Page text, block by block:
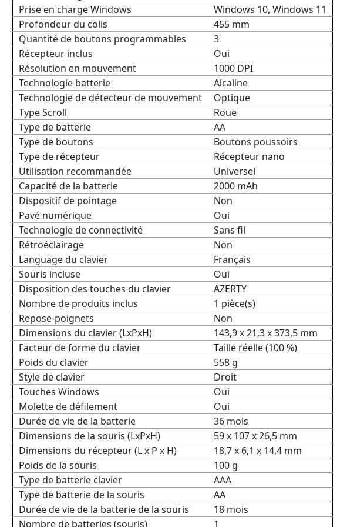
Prise en charge Windows
Windows 10, Windows 11
Profondeur du colis
455 mm
Quantité de boutons programmables
3
Récepteur inclus
Oui
Résolution en mouvement
1000 DPI
Technologie batterie
Alcaline
Technologie de détecteur de mouvement
Optique
Type Scroll
Roue
Type de batterie
AA
Type de boutons
Boutons poussoirs
Type de récepteur
Récepteur nano
Utilisation recommandée
Universel
Capacité de la batterie
2000 mAh
Dispositif de pointage
Non
Pavé numérique
Oui
Technologie de connectivité
Sans fil
Rétroéclairage
Non
Language du clavier
Français
Souris incluse
Oui
Disposition des touches du clavier
AZERTY
Nombre de produits inclus
1 pièce(s)
Repose-poignets
Non
Dimensions du clavier (LxPxH)
143,9 x 21,3 x 373,5 mm
Facteur de forme du clavier
Taille réelle (100 %)
Poids du clavier
558 g
Style de clavier
Droit
Touches Windows
Oui
Molette de défilement
Oui
Durée de vie de la batterie
36 mois
Dimensions de la souris (LxPxH)
59 x 107 x 26,5 mm
Dimensions du récepteur (L x P x H)
18,7 x 6,1 x 14,4 mm
Poids de la souris
100 g
Type de batterie clavier
AAA
Type de batterie de la souris
AA
Durée de vie de la batterie de la souris
18 mois
Nombre de batteries (souris)
1